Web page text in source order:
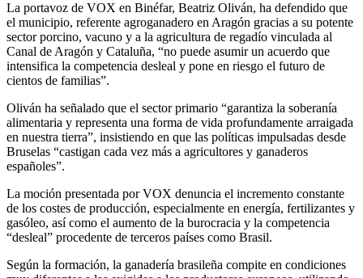
La portavoz de VOX en Binéfar, Beatriz Oliván, ha defendido que
el municipio, referente agroganadero en Aragón gracias a su potente
sector porcino, vacuno y a la agricultura de regadío vinculada al
Canal de Aragón y Cataluña, “no puede asumir un acuerdo que
intensifica la competencia desleal y pone en riesgo el futuro de
cientos de familias”.
Oliván ha señalado que el sector primario “garantiza la soberanía
alimentaria y representa una forma de vida profundamente arraigada
en nuestra tierra”, insistiendo en que las políticas impulsadas desde
Bruselas “castigan cada vez más a agricultores y ganaderos
españoles”.
La moción presentada por VOX denuncia el incremento constante
de los costes de producción, especialmente en energía, fertilizantes y
gasóleo, así como el aumento de la burocracia y la competencia
“desleal” procedente de terceros países como Brasil.
Según la formación, la ganadería brasileña compite en condiciones